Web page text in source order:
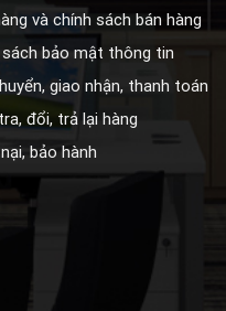
và chính sách bán hàng
sách bảo mật thông tin
giao nhận, thanh toán
đổi, trả lại hàng
bảo hành